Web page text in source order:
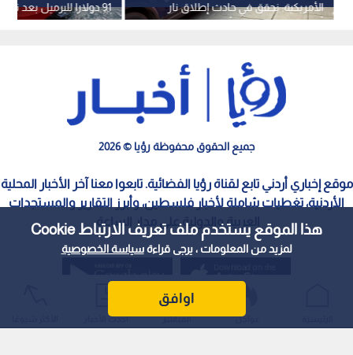
هذا الموقع يستخدم ملف تعريف الارتباط Cookie
لمزيد من المعلومات ، يرجى قراءةسياسة الخصوصية
اوافق
91 دولارا للبرميل بعد
الأمريكية على إيران
الأمريكية: نحقق في حادث إطلاق نار
أسفر عن إصابة عدة أشخاص
جميع الحقوق محفوظة رؤيا © 2026
موقع إخباري أردني تابع لقناة رؤيا الفضائية. تابعوا معنا آخر الأخبار المحلية
الأردنية، تغطيات شاملة لأخبار فلسطين، وأبرز التقارير والمستجدات
العربية والدولية على مدار الساعة.
عواجل المباشر أحدث الأخبار